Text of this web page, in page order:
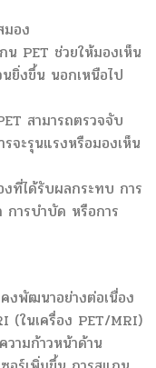
มอง
น PET ช่วยให้มองเห็น
ยิ่งขึ้น นอกเหนือไป
สามารถตรวจจับ
จะรุนแรงหรือมองเห็น
ที่ได้รับผลกระทบ การ
การบำบัด หรือการ
งพัฒนาอย่างต่อเนื่อง
(ในเครื่อง PET/MRI)
ามก้าวหน้าด้าน